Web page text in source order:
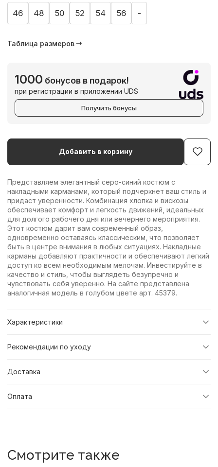
46 48 50 52 54 56 -
Таблица размеров
1000 бонусов в подарок!
при регистрации в приложении UDS
Получить бонусы
Добавить в корзину
Представляем элегантный серо-синий костюм с
накладными карманами, который подчеркнет ваш стиль и
придаст уверенности. Комбинация хлопка и вискозы
обеспечивает комфорт и легкость движений, идеальных
для долгого рабочего дня или вечернего мероприятия.
Этот костюм дарит вам современный образ,
одновременно оставаясь классическим, что позволяет
быть в центре внимания в любых ситуациях. Накладные
карманы добавляют практичности и обеспечивают легкий
доступ ко всем необходимым мелочам. Инвестируйте в
качество и стиль, чтобы выглядеть безупречно и
чувствовать себя уверенно. На сайте представлена
аналогичная модель в голубом цвете арт. 45379.
Характеристики
Рекомендации по уходу
Доставка
Оплата
Смотрите также